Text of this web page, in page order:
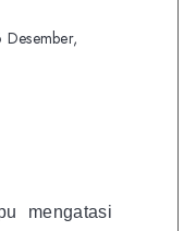
Desember,
mengatasi